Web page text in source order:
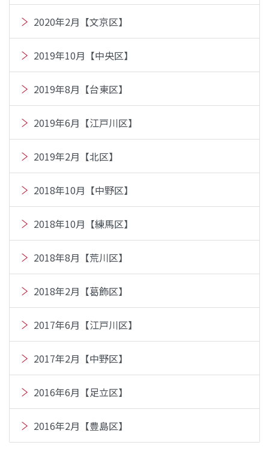
2020年2月【文京区】
2019年10月【中央区】
2019年8月【台東区】
2019年6月【江戸川区】
2019年2月【北区】
2018年10月【中野区】
2018年10月【練馬区】
2018年8月【荒川区】
2018年2月【葛飾区】
2017年6月【江戸川区】
2017年2月【中野区】
2016年6月【足立区】
2016年2月【豊島区】